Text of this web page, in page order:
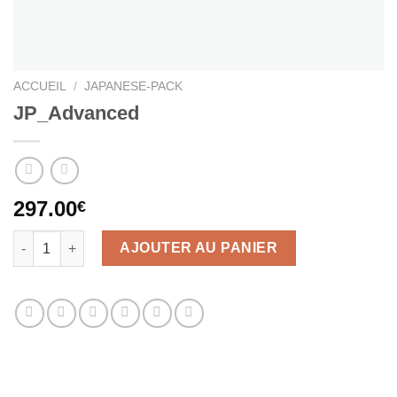
ACCUEIL / JAPANESE-PACK
JP_Advanced
297.00€
quantité de JP_Advanced
AJOUTER AU PANIER